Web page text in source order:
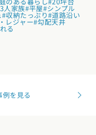
人家族#平屋#シンプル
#収納たっぷり#道路沿い
レジャー#勾配天井
る
を見る